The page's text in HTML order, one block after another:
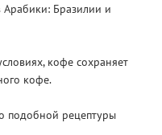
Арабики: Бразилии и
кофе сохраняет
кофе.
подобной рецептуры